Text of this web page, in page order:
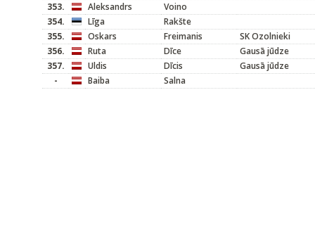
353.
Aleksandrs
Voino
354.
Līga
Rakšte
355.
Oskars Freimanis
SK Ozolnieki
356.
Ruta Dīce
Gausā jūdze
357.
Uldis Dīcis
Gausā jūdze
-
Baiba Salna